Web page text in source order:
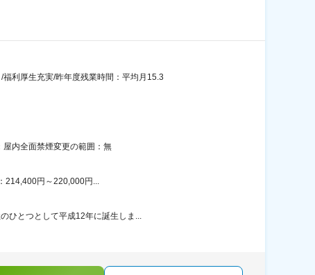
利厚生充実/昨年度残業時間：平均月15.3
屋内全面禁煙変更の範囲：無
円～220,000円...
ひとつとして平成12年に誕生しま...